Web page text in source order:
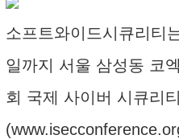
소프트와이드시큐리티
일까지 서울 삼성동 코
회 국제 사이버 시큐리